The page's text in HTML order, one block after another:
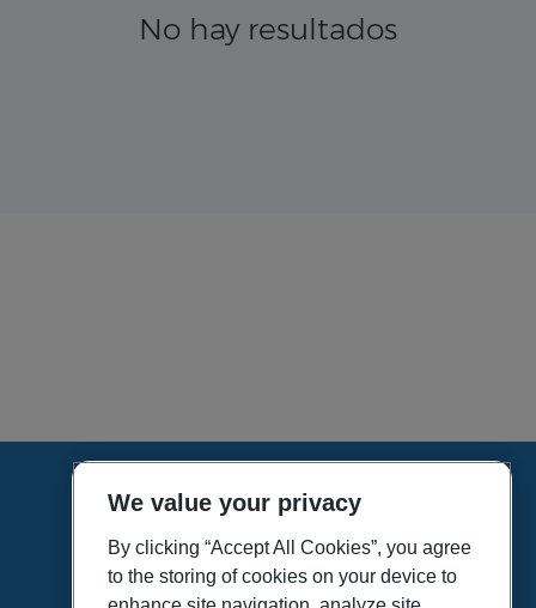
No hay resultados
HOME
VÍDEOS
POLÍTICA DE PRIVACIDAD
We value your privacy
By clicking “Accept All Cookies”, you agree
to the storing of cookies on your device to